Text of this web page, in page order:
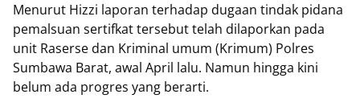
Menurut Hizzi laporan terhadap dugaan tindak pidana
pemalsuan sertifkat tersebut telah dilaporkan pada
unit Raserse dan Kriminal umum (Krimum) Polres
Sumbawa Barat, awal April lalu. Namun hingga kini
belum ada progres yang berarti.